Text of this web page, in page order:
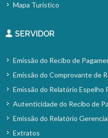
Mapa Turístico
SERVIDOR
Emissão do Recibo de
Emissão do Comprovante de
Emissão do Relatório Espelho
Autenticidade do Recibo de
Emissão do Relatório
Extratos